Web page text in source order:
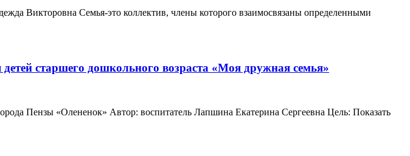
Семья-это коллектив, члены которого взаимосвязаны определенными
старшего дошкольного возраста «Моя дружная семья»
Пензы «Олененок» Автор: воспитатель Лапшина Екатерина Сергеевна Цель: Показать